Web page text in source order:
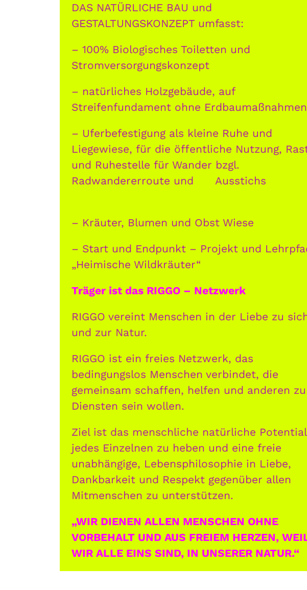
DAS NATÜRLICHE BAU und
GESTALTUNGSKONZEPT umfasst:
– 100% Biologisches Toiletten und
Stromversorgungskonzept
– natürliches Holzgebäude, auf
Streifenfundament ohne Erdbaumaßnahmen
– Uferbefestigung als kleine Ruhe und
Liegewiese, für die öffentliche Nutzung,
und Ruhestelle für Wander bzgl.
Radwandererroute und
Ausstichs
– Kräuter, Blumen und Obst Wiese
– Start und Endpunkt – Projekt und
„Heimische Wildkräuter“
Träger ist das RIGGO – Netzwerk
RIGGO vereint Menschen in der Liebe zu
und zur Natur.
RIGGO ist ein freies Netzwerk, das
bedingungslos Menschen verbindet, die
gemeinsam schaffen, helfen und anderen zu
Diensten sein wollen.
Ziel ist das menschliche natürliche Potential
jedes Einzelnen zu heben und eine freie
unabhängige, Lebensphilosophie in Liebe,
Dankbarkeit und Respekt gegenüber allen
Mitmenschen zu unterstützen.
„WIR DIENEN ALLEN MENSCHEN OHNE
VORBEHALT UND AUS FREIEM HERZEN,
WIR ALLE EINS SIND, IN UNSERER NATUR.“